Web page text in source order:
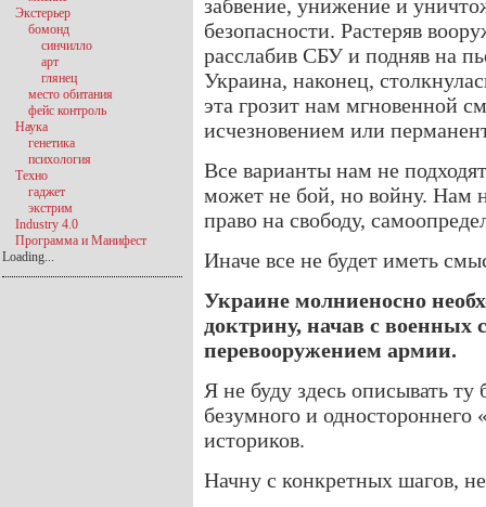
забвение, унижение и
безопасности. Растеряв
расслабив СБУ и подняв на
Украина, наконец,
эта грозит нам мгновенной
исчезновением или
Все варианты нам не
может не бой, но войну. Нам
право на свободу,
Иначе все не будет иметь
Украине молниеносно
доктрину, начав с военных
перевооружением армии.
Я не буду здесь описывать
безумного и
историков.
Начну с конкретных шагов,
Экстерьер
бомонд
синчилло
арт
глянец
место обитания
фейс контроль
Наука
генетика
психология
Техно
гаджет
экстрим
Industry 4.0
Программа и Манифест
Loading...